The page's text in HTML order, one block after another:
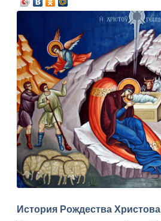
История Рождества Христова